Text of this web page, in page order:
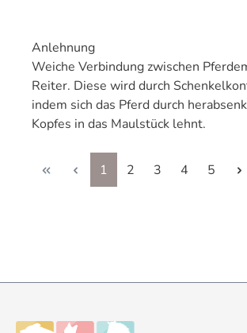
Anlehnung
Weiche Verbindung zwischen
Reiter. Diese wird durch
indem sich das Pferd durch
Kopfes in das Maulstück lehnt.
Seite
1 Seite
2 Seite
3 Seite
4 Seite
5